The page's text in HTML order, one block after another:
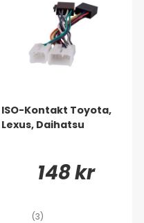
ISO-Kontakt Toyota,
Lexus, Daihatsu
148 kr
(3)